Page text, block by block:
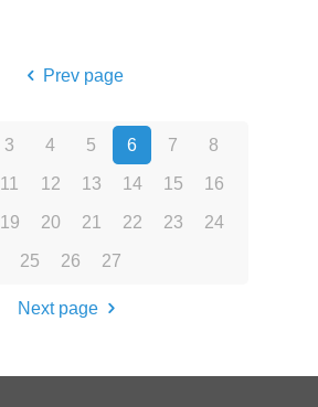
Prev page
3 4 5 6 7 8
11 12 13 14 15 16
19 20 21 22 23 24
25 26 27
Next page